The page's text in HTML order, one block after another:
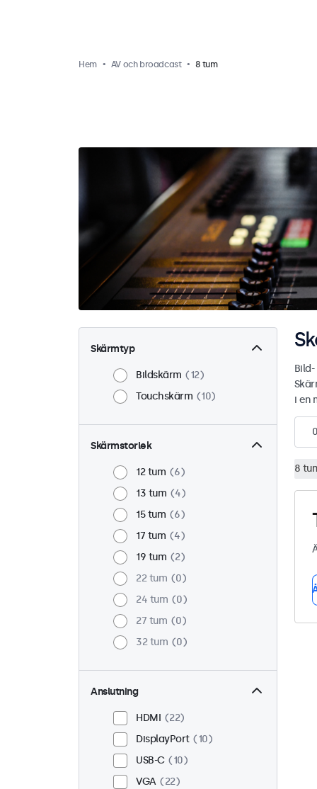
Hem AV och broadcast 8 tum
Skärmtyp
Bildskärm
12
Touchskärm
10
Skärmstorlek
12 tum
6
13 tum
4
15 tum
6
17 tum
4
19 tum
2
22 tum
0
24 tum
0
27 tum
0
32 tum
0
Anslutning
HDMI
22
DisplayPort
10
USB-C
10
VGA
22
i en
0
8